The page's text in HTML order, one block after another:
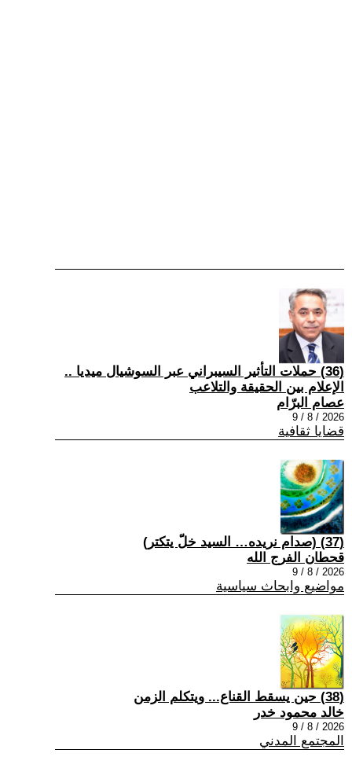
(36) حملات التأثير السيبراني عبر السوشيال ميديا ..
الإعلام بين الحقيقة والتلاعب
عصام البرّام
2026 / 8 / 9
قضايا ثقافية
(37) (صدام نريده… السيد خلّ يتكتر)
قحطان الفرج الله
2026 / 8 / 9
مواضيع وابحاث سياسية
(38) حين يسقط القناع... ويتكلم الزمن
خالد محمود خدر
2026 / 8 / 9
المجتمع المدني